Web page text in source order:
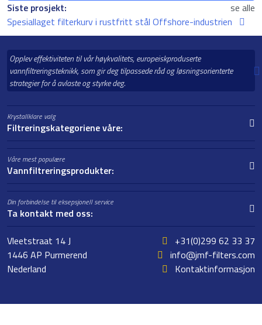
Siste prosjekt:
se alle
Spesiallaget filterkurv i rustfritt stål Offshore-industrien
Opplev effektiviteten til vår høykvalitets, europeiskproduserte
vannfiltreringsteknikk, som gir deg tilpassede råd og løsningsorienterte
strategier for å avlaste og styrke deg.
Krystallklare valg
Filtreringskategoriene våre:
Våre mest populære
Vannfiltreringsprodukter:
Din forbindelse til eksepsjonell service
Ta kontakt med oss:
Vleetstraat 14 J
1446 AP Purmerend
Nederland
+31(0)299 62 33 37
info@jmf-filters.com
Kontaktinformasjon